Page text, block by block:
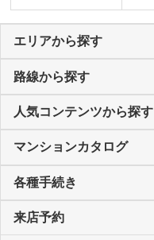
エリアから探す
路線から探す
人気コンテンツから探す
マンションカタログ
各種手続き
来店予約